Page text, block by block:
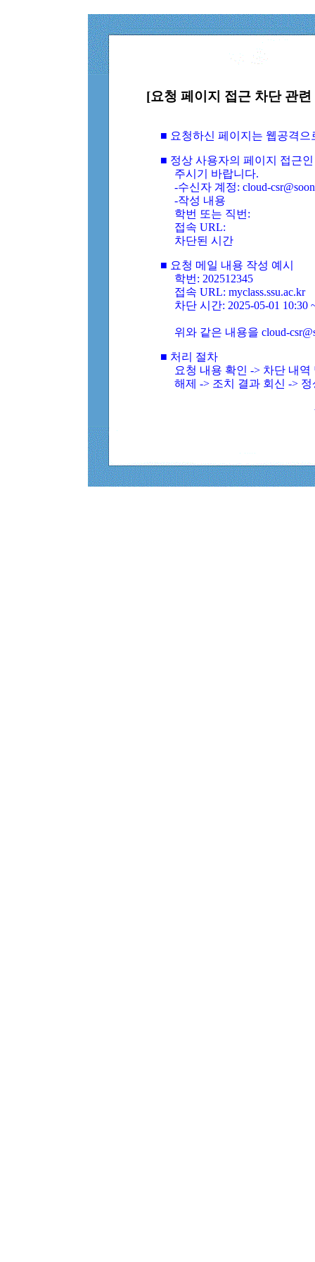
[요청 페이지 접근 차단 관
■ 요청하신 페이지는 웹공격
■ 정상 사용자의 페이지 접근
주시기 바랍니다.
-수신자 계정: cloud-
-작성 내용
학번 또는 직번:
접속 URL:
차단된 시간
■ 요청 메일 내용 작성 예시
학번: 202512345
접속 URL: myclass.ssu.ac.kr
차단 시간: 2025-05-01 10:30
위와 같은 내용을 cloud-
■ 처리 절차
요청 내용 확인 -> 차단 내
해제 -> 조치 결과 회신 ->